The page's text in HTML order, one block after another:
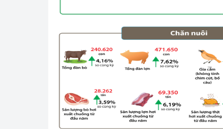
Khoa học, công
tạo
Thông báo
Bảo vệ môi trường
Bảo vệ nền tảng tư